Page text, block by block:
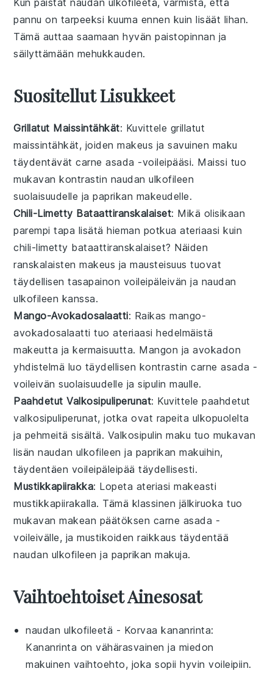
pannu on tarpeeksi kuuma ennen kuin lisäät lihan.
Tämä auttaa saamaan hyvänpaistopinnan ja
säilyttämään mehukkauden.
Suositellut Lisukkeet
Grillatut Maissintähkät: Kuvittele grillatut
maissintähkät, joiden makeus ja savuinen maku
täydentävätcarne asada -voileipääsi. Maissi tuo
mukavan kontrastin naudan ulkofileen
suolaisuudelle japaprikan makeudelle.
Chili-Limetty Bataattiranskalaiset: Mikä olisikaan
parempi tapa lisätä hieman potkua ateriaasi kuin
chili-limetty bataattiranskalaiset? Näiden
ranskalaisten makeus ja mausteisuus tuovat
täydellisen tasapainon voileipäleivän ja naudan
ulkofileen kanssa.
Mango-Avokadosalaatti: Raikasmango-
avokadosalaatti tuo ateriaasi hedelmäistä
makeutta ja kermaisuutta. Mangon jaavokadon
yhdistelmä luo täydellisen kontrastincarne asada -
voileivän suolaisuudelle jasipulin maulle.
Paahdetut Valkosipuliperunat: Kuvittelepaahdetut
valkosipuliperunat, jotka ovat rapeita ulkopuolelta
ja pehmeitä sisältä. Valkosipulin maku tuo mukavan
lisännaudan ulkofileen ja paprikan makuihin,
täydentäen voileipäleipää täydellisesti.
Mustikkapiirakka: Lopeta ateriasi makeasti
mustikkapiirakalla. Tämä klassinen jälkiruoka tuo
mukavan makean päätöksen carne asada -
voileivälle, jamustikoiden raikkaus täydentää
naudan ulkofileen ja paprikan makuja.
Vaihtoehtoiset Ainesosat
naudan ulkofileetä - Korvaakananrinta:
Kananrinta on vähärasvainen ja miedon
makuinen vaihtoehto, joka sopii hyvin voileipiin.